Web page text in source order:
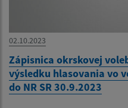
02.10.2023
Zápisnica okrskovej
výsledku hlasovania vo
do NR SR 30.9.2023